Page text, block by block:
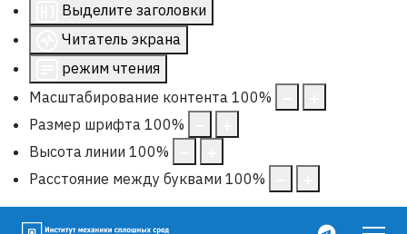
Выделите заголовки
Читатель экрана
режим чтения
Масштабирование контента 100%
Размер шрифта 100%
Высота линии 100%
Расстояние между буквами 100%